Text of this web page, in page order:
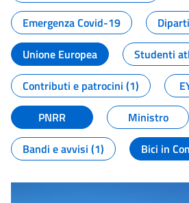
Emergenza Covid-19
Unione Europea
Studenti
Contributi e patrocini (1)
PNRR
Ministro
Bandi e avvisi (1)
Bici in